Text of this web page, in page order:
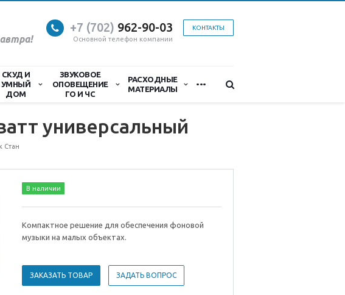
КОНТАКТЫ
+7 (702) 962-90-03
Основной телефон компании
СКУД И
УМНЫЙ
ДОМ
ЗВУКОВОЕ
ОПОВЕЩЕНИЕ
ГО И ЧС
РАСХОДНЫЕ
МАТЕРИАЛЫ
...
универсальный
Стан
В наличии
Компактное решение для обеспечения фоновой
музыки на малых объектах.
ЗАКАЗАТЬ ТОВАР ЗАДАТЬ ВОПРОС